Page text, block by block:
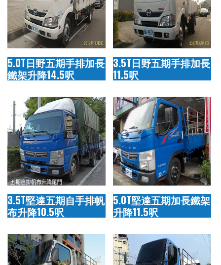
5.0T日野五期手排加長
鐵架升降14.5呎
3.5T日野五期手排加長
11.5呎
3.5T堅達五期自手排帆
布升降10.5呎
5.0T堅達五期加長鐵架
升降11.5呎